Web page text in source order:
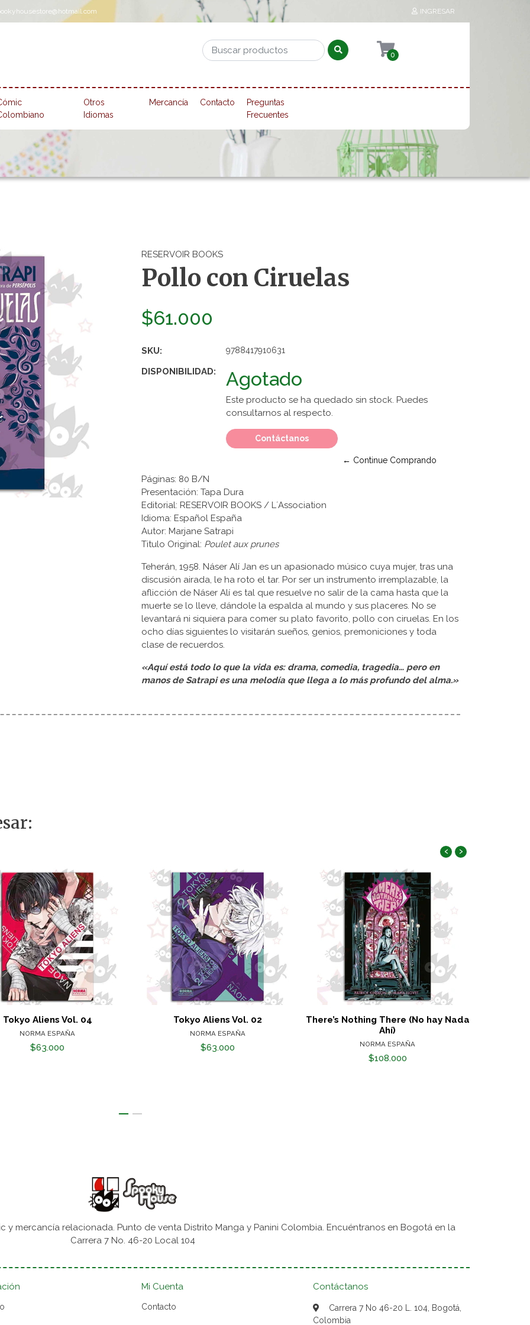
INGRESAR
0
Otros
Idiomas
Mercancía Contacto
Preguntas
Frecuentes
RESERVOIR BOOKS
Pollo con Ciruelas
$61.000
SKU: 9788417910631
DISPONIBILIDAD: Agotado
Este producto se ha quedado sin stock. Puedes
consultarnos al respecto.
Contáctanos
← Continue Comprando
Páginas: 80 B/N
Presentación: Tapa Dura
Editorial: RESERVOIR BOOKS / L´Association
Idioma: Español España
Autor: Marjane Satrapi
Titulo Original: Poulet aux prunes
Teherán, 1958. Náser Alí Jan es un apasionado músico cuya mujer, tras una
discusión airada, le ha roto el tar. Por ser un instrumento irremplazable, la
aflicción de Náser Alí es tal que resuelve no salir de la cama hasta que la
muerte se lo lleve, dándole la espalda al mundo y sus placeres. No se
levantará ni siquiera para comer su plato favorito, pollo con ciruelas. En los
ocho días siguientes lo visitarán sueños, genios, premoniciones y toda
clase de recuerdos.
«Aquí está todo lo que la vida es: drama, comedia, tragedia… pero en
manos de Satrapi es una melodía que llega a lo más profundo del alma.»
Tokyo Aliens Vol. 04
NORMA ESPAÑA
$63.000
Tokyo Aliens Vol. 02
NORMA ESPAÑA
$63.000
There’s Nothing There (No hay Nada
Ahí)
NORMA ESPAÑA
$108.000
‹ ›
y mercancía relacionada. Punto de venta Distrito Manga y Panini Colombia. Encuéntranos en Bogotá en la
Carrera 7 No. 46-20 Local 104
Mi Cuenta
Contacto
Contáctanos
Carrera 7 No 46-20 L. 104, Bogotá,
Colombia